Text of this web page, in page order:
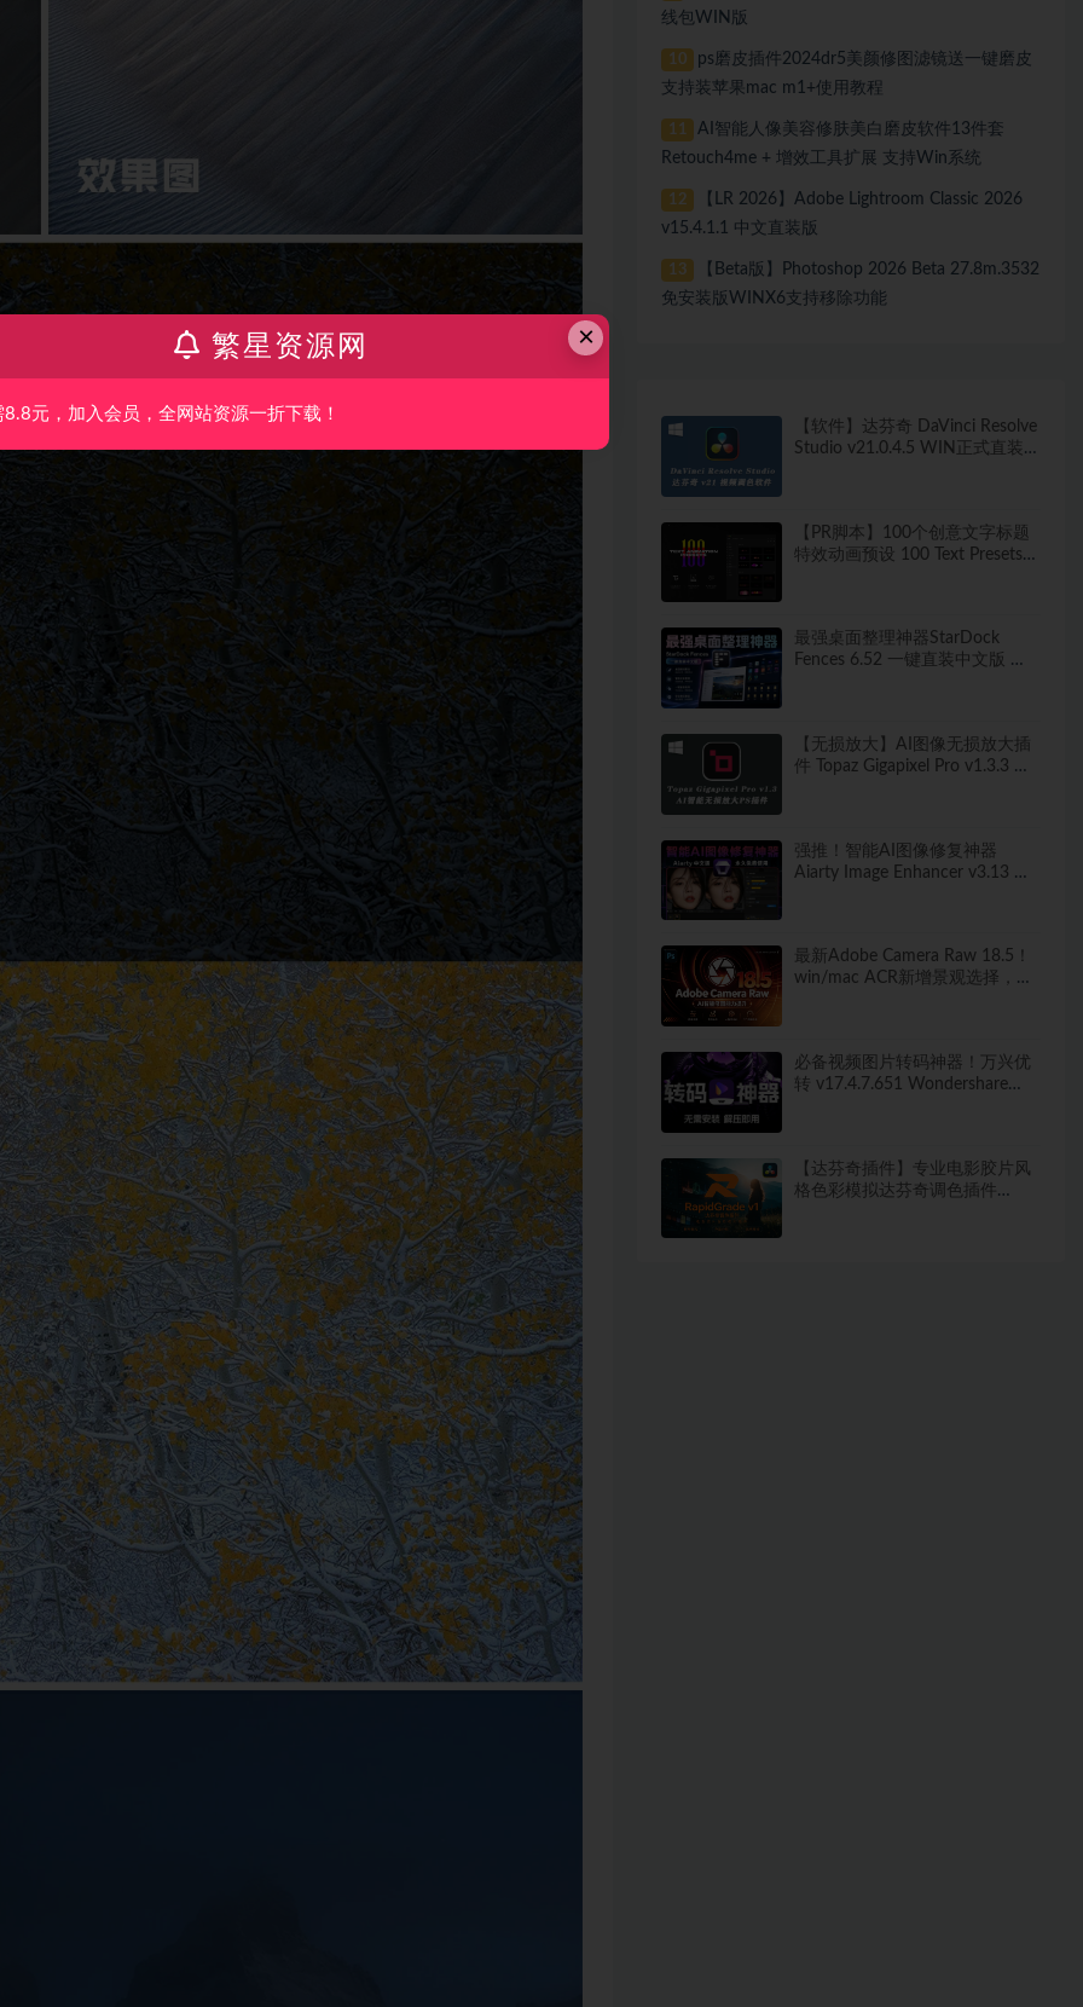
线包WIN版
10
ps磨皮插件2024dr5美颜修图滤镜送一键磨皮
支持装苹果mac m1+使用教程
11
AI智能人像美容修肤美白磨皮软件13件套
Retouch4me + 增效工具扩展 支持Win系统
12
【LR 2026】Adobe Lightroom Classic 2026
v15.4.1.1 中文直装版
13
【Beta版】Photoshop 2026 Beta 27.8m.3532
免安装版WINX6支持移除功能
【软件】达芬奇 DaVinci Resolve
Studio v21.0.4.5 WIN正式直装
【PR脚本】100个创意文字标题
特效动画预设 100 Text Presets
最强桌面整理神器StarDock
Fences 6.52 一键直装中文版 秒
【无损放大】AI图像无损放大插
件 Topaz Gigapixel Pro v1.3.3 中
强推！智能AI图像修复神器
Aiarty Image Enhancer v3.13 ！
最新Adobe Camera Raw 18.5！
win/mac ACR新增景观选择，干
必备视频图片转码神器！万兴优
转 v17.4.7.651 Wondershare
【达芬奇插件】专业电影胶片风
格色彩模拟达芬奇调色插件
×
繁星资源网
8.8元，加入会员，全网站资源一折下载！